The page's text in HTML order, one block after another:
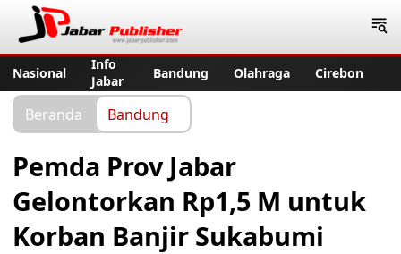
Nasional
Info
Jabar
Bandung Olahraga Cirebon
Beranda Bandung
Pemda Prov Jabar
Gelontorkan Rp1,5 M untuk
Korban Banjir Sukabumi